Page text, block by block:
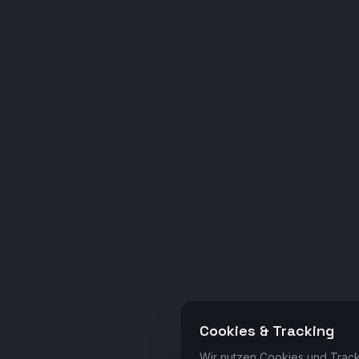
Cookies & Tracking